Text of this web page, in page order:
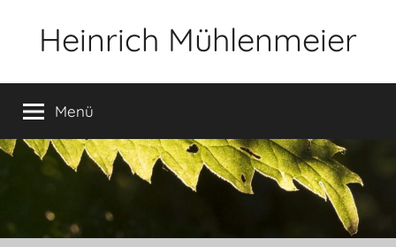
Heinrich Mühlenmeier
Glauben,
Umwelt,
Fotografie,
Menü